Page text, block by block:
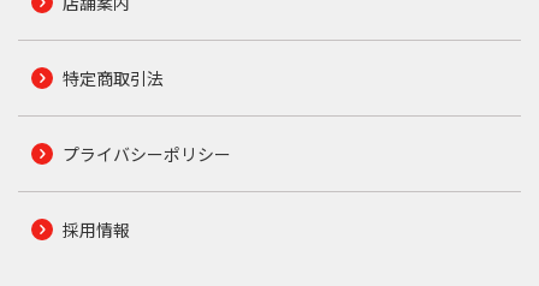
特定商取引法
プライバシーポリシー
採用情報